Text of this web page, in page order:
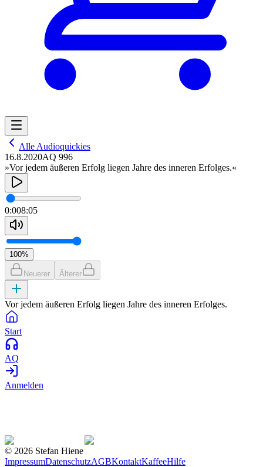
Alle Audioquickies
16.8.2020AQ 996
»Vor jedem äußeren Erfolg liegen Jahre des inneren Erfolges.«
0:008:05
100%
Neuerer Älterer
Vor jedem äußeren Erfolg liegen Jahre des inneren Erfolges.
Start
AQ
Anmelden
© 2026 Stefan Hiene
ImpressumDatenschutzAGBKontaktKaffeeHilfe